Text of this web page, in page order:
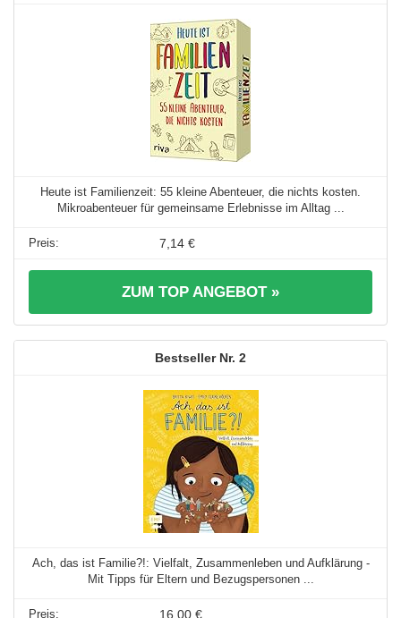
Heute ist Familienzeit: 55 kleine Abenteuer, die nichts kosten.
Mikroabenteuer für gemeinsame Erlebnisse im Alltag ...
7,14 €
ZUM TOP ANGEBOT »
2
Ach, das ist Familie?!: Vielfalt, Zusammenleben und Aufklärung -
Mit Tipps für Eltern und Bezugspersonen ...
16,00 €